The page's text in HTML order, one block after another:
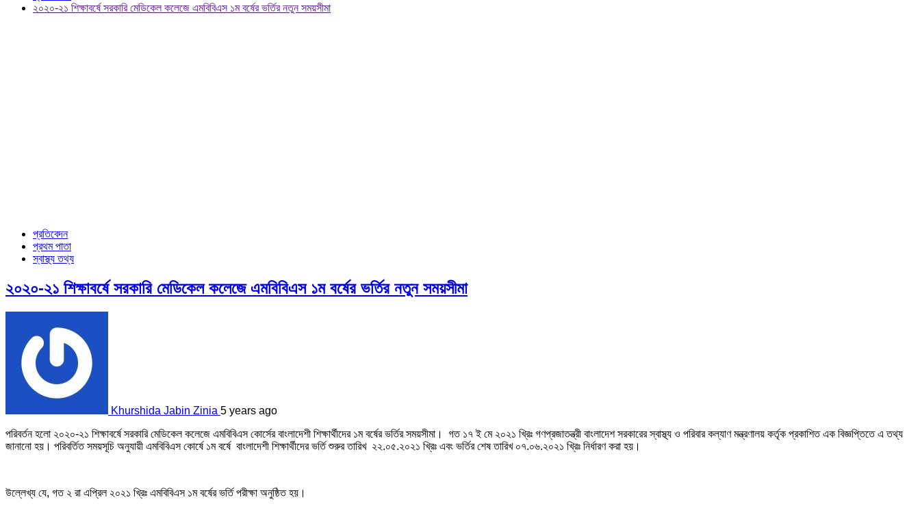
২০২০-২১ শিক্ষাবর্ষে সরকারি মেডিকেল কলেজে এমবিবিএস ১ম বর্ষের ভর্তির নতুন সময়সীমা
প্রতিবেদন
প্রথম পাতা
স্বাস্থ্য তথ্য
২০২০-২১ শিক্ষাবর্ষে সরকারি মেডিকেল কলেজে এমবিবিএস ১ম বর্ষের ভর্তির নতুন সময়সীমা
Khurshida Jabin Zinia 5 years ago
পরিবর্তন হলো ২০২০-২১ শিক্ষাবর্ষে সরকারি মেডিকেল কলেজে এমবিবিএস কোর্সের বাংলাদেশী শিক্ষার্থীদের ১ম বর্ষের ভর্তির সময়সীমা। গত ১৭ ই মে ২০২১ খ্রিঃ গণপ্রজাতন্ত্রী বাংলাদেশ সরকারের স্বাস্থ্য ও পরিবার কল্যাণ মন্ত্রণালয় কর্তৃক প্রকাশিত এক বিজ্ঞপ্তিতে এ তথ্য
জানানো হয়। পরিবর্তিত সময়সূচি অনুযায়ী এমবিবিএস কোর্ষে ১ম বর্ষে বাংলাদেশী শিক্ষার্থীদের ভর্তি শুরুর তারিখ ২২.০৫.২০২১ খ্রিঃ এবং ভর্তির শেষ তারিখ ০৭.০৬.২০২১ খ্রিঃ নির্ধারণ করা হয়।
উল্লেখ্য যে, গত ২ রা এপ্রিল ২০২১ খ্রিঃ এমবিবিএস ১ম বর্ষের ভর্তি পরীক্ষা অনুষ্ঠিত হয়।